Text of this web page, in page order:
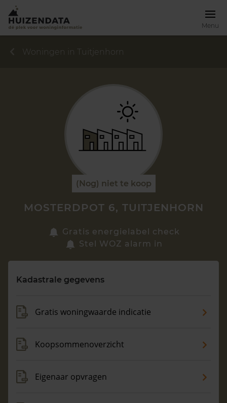
Menu
Zoek een woning
Maandag t/m vrijdag - 08:00 -18:00
Woningen in Tuitjenhorn
(Nog) niet te koop
MOSTERDPOT 6, TUITJENHORN
Gratis energielabel check
Stel WOZ alarm in
Kadastrale gegevens
Gratis woningwaarde indicatie
Koopsommenoverzicht
Eigenaar opvragen